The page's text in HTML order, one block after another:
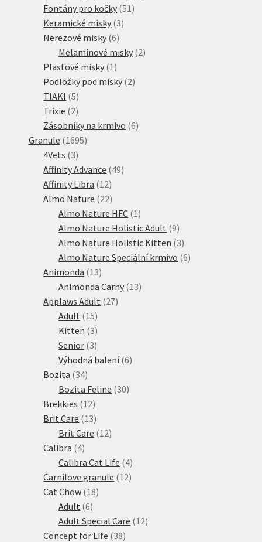
Fontány pro kočky 51 51
Keramické misky 33
Nerezové misky 66
produktů
Melaminové misky 22
Plastové misky 1 1
produkt
Podložky pod misky 22
TIAKI 55
produktů
Trixie 22
produkty
Zásobníky na krmivo 66
Granule 16951695
4Vets 33
produkty
Affinity Advance 4949
Affinity Libra 1212
produktů
Almo Nature 2222
produktů
Almo Nature HFC 1 1
produkt
Almo Nature Holistic Adult 99
produktů
Almo Nature Holistic Kitten 33
produkty
Almo Nature Speciální krmivo 66
Animonda 1313
produktů
Animonda Carny 1313
Applaws Adult 2727
Adult 1515
produktů
Kitten 33
produkty
Senior 33
produkty
Výhodná balení 66
Bozita 3434
produktů
Bozita Feline 3030
Brekkies 1212
produktů
Brit Care 1313
produktů
Brit Care 1212
Calibra 44
produkty
Calibra Cat Life 44
produkty
Carnilove granule 1212
Cat Chow 1818
Adult 66
produktů
Adult Special Care 1212
Concept for Life 3838